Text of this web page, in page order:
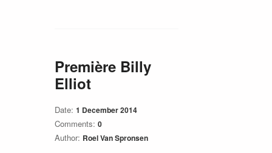
Première Billy
Elliot
Date: 1 December 2014
Comments: 0
Author: Roel Van Spronsen